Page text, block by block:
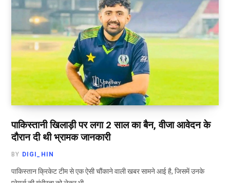
पाकिस्तानी खिलाड़ी पर लगा 2 साल का बैन, वीजा आवेदन के
दौरान दी थी भ्रामक जानकारी
BY DIGI_HIN
पाकिस्तान क्रिकेट टीम से एक ऐसी चौंकाने वाली खबर सामने आई है, जिसमें उनके